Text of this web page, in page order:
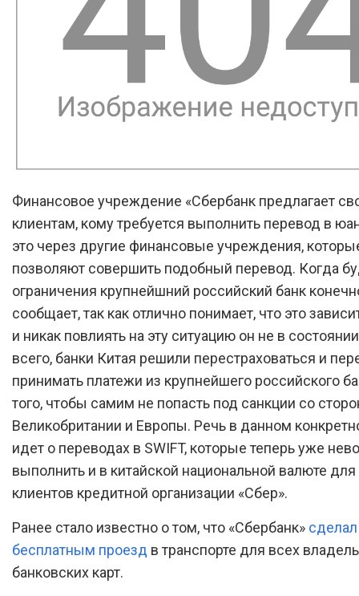
Финансовое учреждение «Сбербанк предлагает
клиентам, кому требуется выполнить перевод в
это через другие финансовые учреждения,
позволяют совершить подобный перевод. Когда
ограничения крупнейшний российский банк
сообщает, так как отлично понимает, что это
и никак повлиять на эту ситуацию он не в
всего, банки Китая решили перестраховаться и
принимать платежи из крупнейшего российского
того, чтобы самим не попасть под санкции со
Великобритании и Европы. Речь в данном
идет о переводах в SWIFT, которые теперь уже
выполнить и в китайской национальной валюте для
клиентов кредитной организации «Сбер».
Ранее стало известно о том, что «Сбербанк» сделал
бесплатным проезд в транспорте для всех
банковских карт.